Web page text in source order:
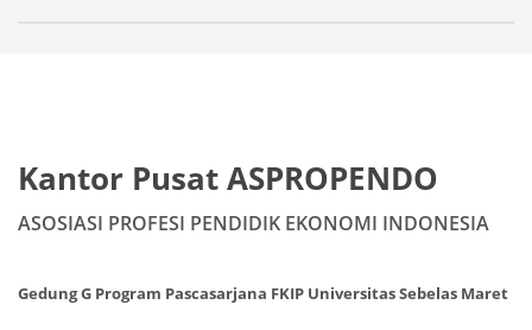
Kantor Pusat ASPROPENDO
ASOSIASI PROFESI PENDIDIK EKONOMI INDONESIA
Gedung G Program Pascasarjana FKIP Universitas Sebelas Maret